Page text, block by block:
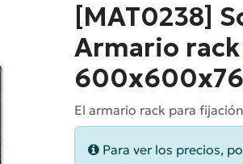
[MAT0238]
Armario rack
El armario rack para
Para ver los precios,